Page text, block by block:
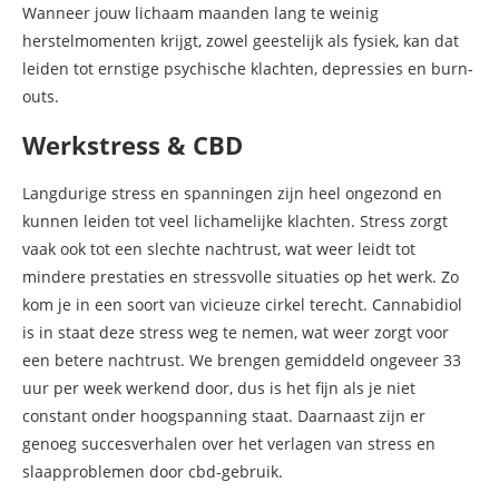
Wanneer jouw lichaam maanden lang te weinig
herstelmomenten krijgt, zowel geestelijk als fysiek, kan dat
leiden tot ernstige psychische klachten, depressies en burn-
outs.
Werkstress & CBD
Langdurige stress en spanningen zijn heel ongezond en
kunnen leiden tot veel lichamelijke klachten. Stress zorgt
vaak ook tot een slechte nachtrust, wat weer leidt tot
mindere prestaties en stressvolle situaties op het werk. Zo
kom je in een soort van vicieuze cirkel terecht. Cannabidiol
is in staat deze stress weg te nemen, wat weer zorgt voor
een betere nachtrust. We brengen gemiddeld ongeveer 33
uur per week werkend door, dus is het fijn als je niet
constant onder hoogspanning staat. Daarnaast zijn er
genoeg succesverhalen over het verlagen van stress en
slaapproblemen door cbd-gebruik.